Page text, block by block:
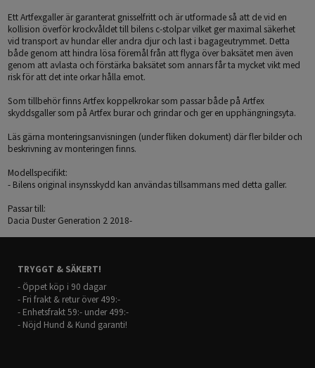
Ett Artfexgaller är garanterat gnisselfritt och är utformade så att de vid en
kollision överför krockvåldet till bilens c-stolpar vilket ger maximal säkerhet
vid transport av hundar eller andra djur och last i bagageutrymmet. Detta
både genom att hindra lösa föremål från att flyga över baksätet men även
genom att avlasta och förstärka baksätet som annars får ta mycket vikt med
risk för att det inte orkar hålla emot.
Som tillbehör finns Artfex koppelkrokar som passar både på Artfex
skyddsgaller som på Artfex burar och grindar och ger en upphängningsyta.
Läs gärna monteringsanvisningen (under fliken dokument) där fler bilder och
beskrivning av monteringen finns.
Modellspecifikt:
- Bilens original insynsskydd kan användas tillsammans med detta galler.
Passar till:
Dacia Duster Generation 2 2018-
TRYGGT & SÄKERT!
- Öppet köp i 90 dagar
- Fri frakt & retur över 499:-
- Enhetsfrakt 59:- under 499:-
- Nöjd Hund & Kund garanti!